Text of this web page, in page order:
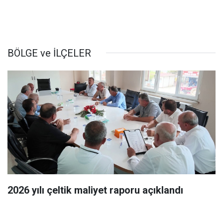
BÖLGE ve İLÇELER
2026 yılı çeltik maliyet raporu açıklandı